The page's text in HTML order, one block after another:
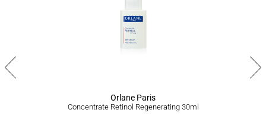
προϊόν ή το σύνολο της παραγγελίας σας, είμαστε στην
ευχάριστη θέση να σας προσφέρουμε επιστροφή προϊόντων
εντός 14 ημερών από την ημερομηνία που τα παραλάβατε,
ακολουθώντας την διαδικασία που αναγράφεται
Orlane Paris
Concentrate Retinol Regenerating 30ml